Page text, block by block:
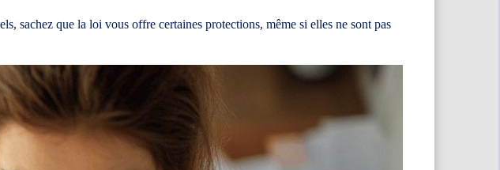
sachez que la loi vous offre certaines protections, même si elles ne sont pas